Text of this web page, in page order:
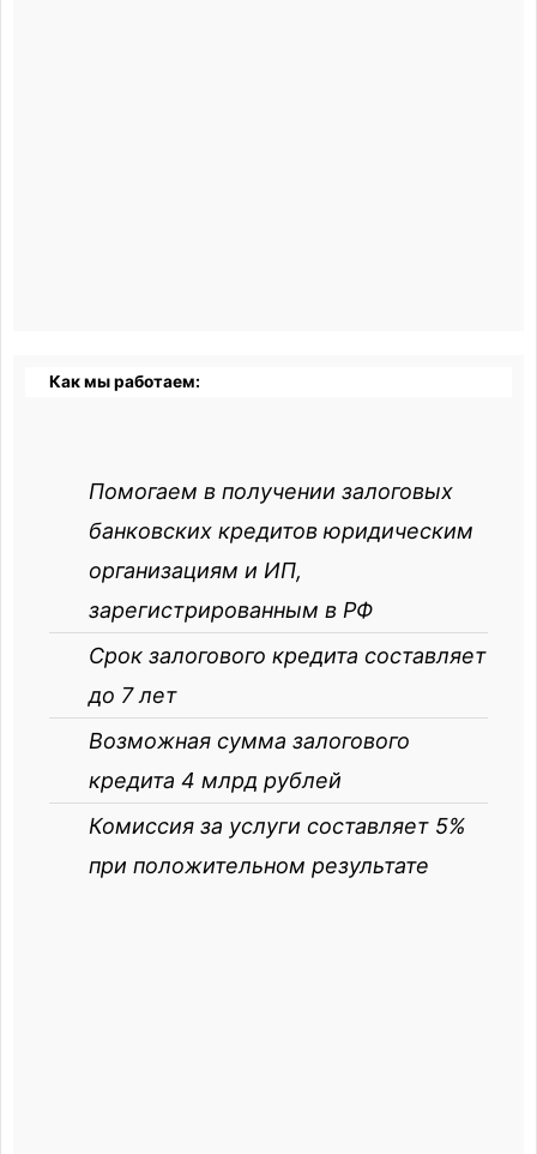
Как мы работаем:
Помогаем в получении залоговых
банковских кредитов юридическим
организациям и ИП,
зарегистрированным в РФ
Срок залогового кредита составляет
до 7 лет
Возможная сумма залогового
кредита 4 млрд рублей
Комиссия за услуги составляет 5%
при положительном результате